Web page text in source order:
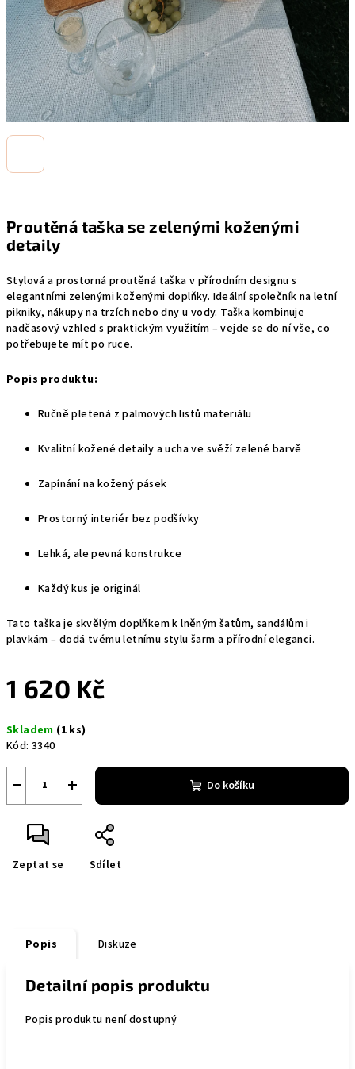
Proutěná taška se zelenými koženými
detaily
Stylová a prostorná proutěná taška v přírodním designu s
elegantními zelenými koženými doplňky. Ideální společník na letní
pikniky, nákupy na trzích nebo dny u vody. Taška kombinuje
nadčasový vzhled s praktickým využitím – vejde se do ní vše, co
potřebujete mít po ruce.
Popis produktu:
Ručně pletená z palmových listů materiálu
Kvalitní kožené detaily a ucha ve svěží zelené barvě
Zapínání na kožený pásek
Prostorný interiér bez podšívky
Lehká, ale pevná konstrukce
Každý kus je originál
Tato taška je skvělým doplňkem k lněným šatům, sandálům i
plavkám – dodá tvému letnímu stylu šarm a přírodní eleganci.
1 620 Kč
cena:
Skladem (1 ks)
Kód: 3340
+
− Do košíku
Zeptat se Sdílet
Popis Diskuze
Detailní popis produktu
Popis produktu není dostupný